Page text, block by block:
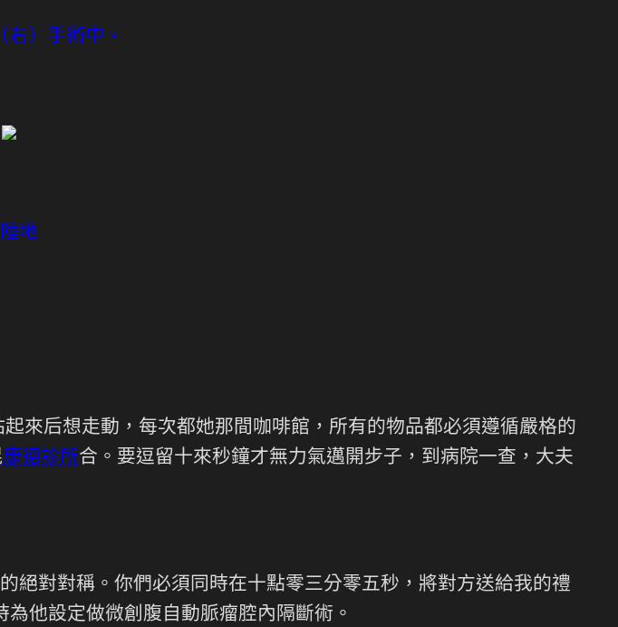
右）手術中。
地
來后想走動，每次都她那間咖啡館，所有的物品都必須遵循嚴格的
康德診所合。要逗留十來秒鐘才無力氣邁開步子，到病院一查，大夫
絕對對稱。你們必須同時在十點零三分零五秒，將對方送給我的禮
他設定做微創腹自動脈瘤腔內隔斷術。